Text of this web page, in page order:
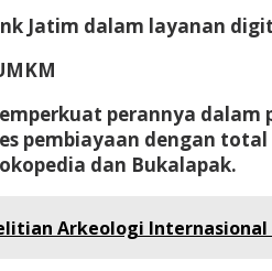
Jatim dalam layanan
perannya dalam
pembiayaan dengan
dan Bukalapak.
Arkeologi Internasional